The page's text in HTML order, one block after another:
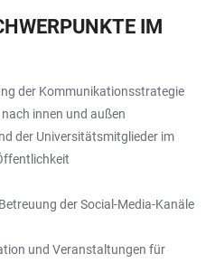
IM
der Kommunikationsstrategie
innen und außen
der Universitätsmitglieder im
der Social-Media-Kanäle
und Veranstaltungen für